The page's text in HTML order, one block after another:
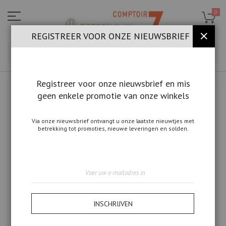
naar
de
inhoud
0
einde
REGISTREER VOOR ONZE NIEUWSBRIEF
Registreer voor onze nieuwsbrief en mis
geen enkele promotie van onze winkels
Via onze nieuwsbrief ontvangt u onze laatste nieuwtjes met
betrekking tot promoties, nieuwe leveringen en solden.
op
onze
INSCHRIJVEN